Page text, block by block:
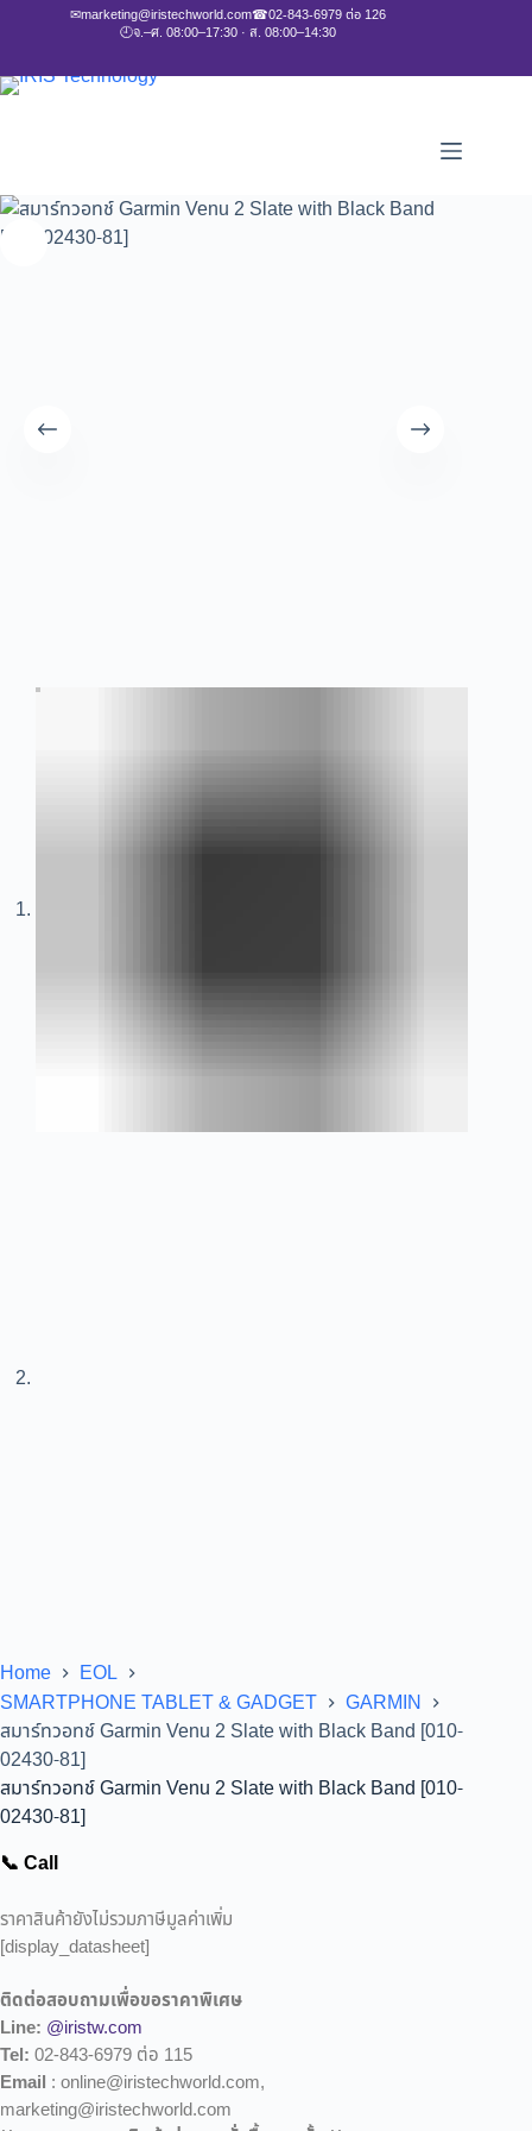
✉marketing@iristechworld.com☎02-843-6979 ต่อ 126
🕘จ.–ศ. 08:00–17:30 · ส. 08:00–14:30
Home
EOL
SMARTPHONE TABLET & GADGET
GARMIN
สมาร์ทวอทช์ Garmin Venu 2 Slate with Black Band [010-
02430-81]
สมาร์ทวอทช์ Garmin Venu 2 Slate with Black Band [010-
02430-81]
📞 Call
ราคาสินค้ายังไม่รวมภาษีมูลค่าเพิ่ม
[display_datasheet]
ติดต่อสอบถามเพื่อขอราคาพิเศษ
Line: @iristw.com
Tel: 02-843-6979 ต่อ 115
Email : online@iristechworld.com,
marketing@iristechworld.com